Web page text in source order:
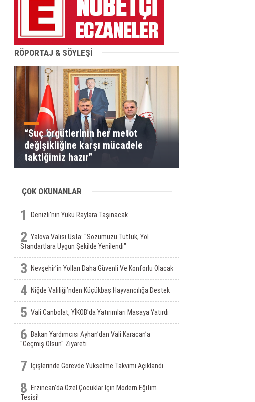
RÖPORTAJ & SÖYLEŞİ
“Suç örgütlerinin her metot
değişikliğine karşı mücadele
taktiğimiz hazır”
ÇOK OKUNANLAR
1 Denizli'nin Yükü Raylara Taşınacak
2 Yalova Valisi Usta: "Sözümüzü Tuttuk, Yol
Standartlara Uygun Şekilde Yenilendi"
3 Nevşehir’in Yolları Daha Güvenli Ve Konforlu Olacak
4 Niğde Valiliği’nden Küçükbaş Hayvancılığa Destek
5 Vali Canbolat, YİKOB'da Yatırımları Masaya Yatırdı
6
Bakan Yardımcısı Ayhan’dan Vali Karacan’a
"Geçmiş Olsun" Ziyareti
7 İçişlerinde Görevde Yükselme Takvimi Açıklandı
8
Erzincan’da Özel Çocuklar Için Modern Eğitim
Tesisi!